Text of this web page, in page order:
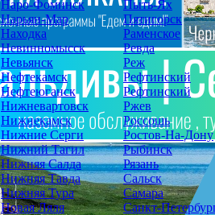
Наро-Фоминск
Нарьян-Мар
Находка
Невинномысск
Невьянск
Нефтекамск
Нефтеюганск
Нижневартовск
Нижнекамск
Нижние Серги
Нижний Тагил
Нижняя Салда
Нижняя Тавда
Нижняя Тура
Новая Ляля
Пыть-Ях
Пятигорск
Раменское
Ревда
Реж
Рефтинский
Рефтинский
Ржев
Россошь
Ростов-На-Дону
Рыбинск
Рязань
Сальск
Самара
Санкт-